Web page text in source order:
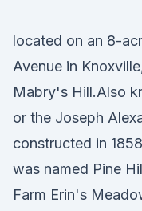
located on an 8-
Avenue in
Mabry's Hill.Also
or the Joseph
constructed in
was named Pine
Farm Erin's